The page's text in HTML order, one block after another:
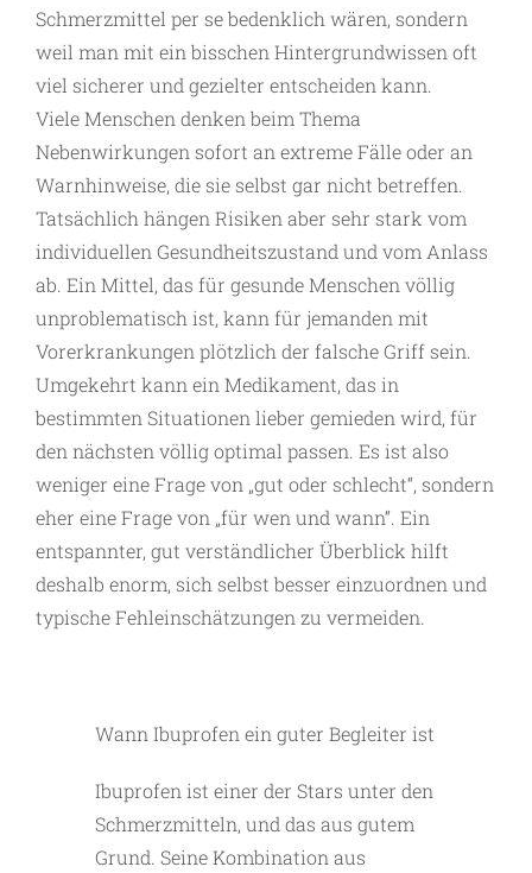
Schmerzmittel per se bedenklich wären, sondern
weil man mit ein bisschen Hintergrundwissen oft
viel sicherer und gezielter entscheiden kann.
Viele Menschen denken beim Thema
Nebenwirkungen sofort an extreme Fälle oder an
Warnhinweise, die sie selbst gar nicht betreffen.
Tatsächlich hängen Risiken aber sehr stark vom
individuellen Gesundheitszustand und vom Anlass
ab. Ein Mittel, das für gesunde Menschen völlig
unproblematisch ist, kann für jemanden mit
Vorerkrankungen plötzlich der falsche Griff sein.
Umgekehrt kann ein Medikament, das in
bestimmten Situationen lieber gemieden wird, für
den nächsten völlig optimal passen. Es ist also
weniger eine Frage von „gut oder schlecht“, sondern
eher eine Frage von „für wen und wann“. Ein
entspannter, gut verständlicher Überblick hilft
deshalb enorm, sich selbst besser einzuordnen und
typische Fehleinschätzungen zu vermeiden.
Wann Ibuprofen ein guter Begleiter ist
Ibuprofen ist einer der Stars unter den
Schmerzmitteln, und das aus gutem
Grund. Seine Kombination aus